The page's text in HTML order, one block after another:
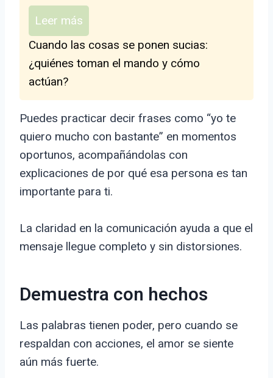
Leer más
Cuando las cosas se ponen sucias:
¿quiénes toman el mando y cómo
actúan?
Puedes practicar decir frases como “yo te
quiero mucho con bastante” en momentos
oportunos, acompañándolas con
explicaciones de por qué esa persona es tan
importante para ti.
La claridad en la comunicación ayuda a que el
mensaje llegue completo y sin distorsiones.
Demuestra con hechos
Las palabras tienen poder, pero cuando se
respaldan con acciones, el amor se siente
aún más fuerte.